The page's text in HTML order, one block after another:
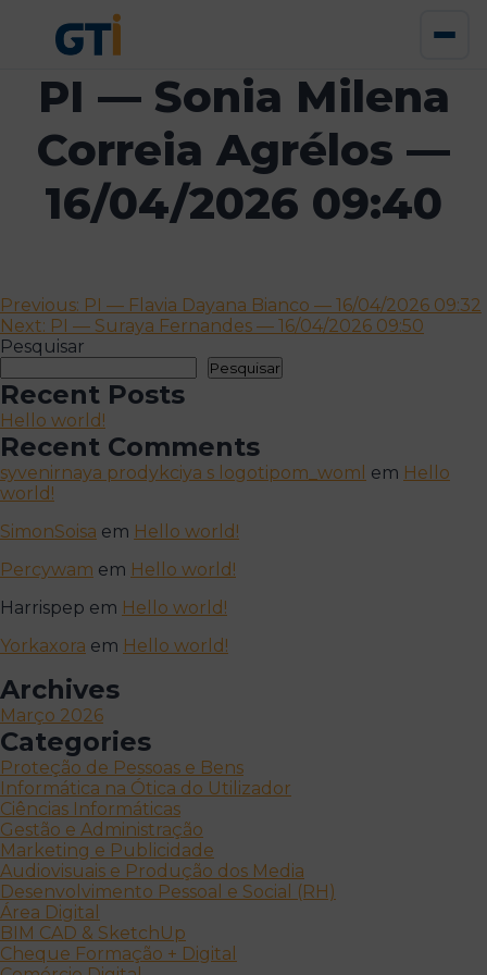
PI — Sonia Milena
Correia Agrélos —
16/04/2026 09:40
Navegação
de
artigos
Previous: PI — Flavia Dayana Bianco — 16/04/2026 09:32
Next: PI — Suraya Fernandes — 16/04/2026 09:50
Pesquisar
Pesquisar
Recent Posts
Hello world!
Recent Comments
syvenirnaya prodykciya s logotipom_woml em Hello
world!
SimonSoisa em Hello world!
Percywam em Hello world!
Harrispep em Hello world!
Yorkaxora em Hello world!
Archives
Março 2026
Categories
Proteção de Pessoas e Bens
Informática na Ótica do Utilizador
Ciências Informáticas
Gestão e Administração
Marketing e Publicidade
Audiovisuais e Produção dos Media
Desenvolvimento Pessoal e Social (RH)
Área Digital
BIM CAD & SketchUp
Cheque Formação + Digital